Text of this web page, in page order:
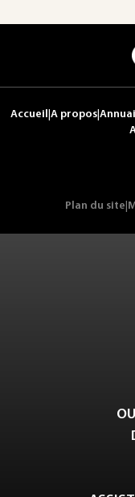
Accueil A propos
Plan du site